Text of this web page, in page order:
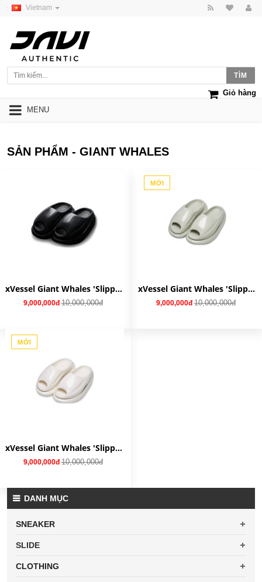
Vietnam
Giỏ hàng
MENU
SẢN PHẨM - GIANT WHALES
xVessel Giant Whales 'Slippers Black' S23X11B
9,000,000đ 10,000,000đ
MỚI
xVessel Giant Whales 'Slippers Green' S23X11G
9,000,000đ 10,000,000đ
MỚI
xVessel Giant Whales 'Slippers White' S23X11W
9,000,000đ 10,000,000đ
DANH MỤC
SNEAKER
SLIDE
CLOTHING